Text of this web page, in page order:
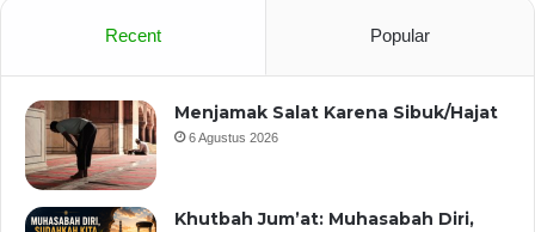
Recent Popular
Menjamak Salat Karena Sibuk/Hajat
6 Agustus 2026
Khutbah Jum’at: Muhasabah Diri,